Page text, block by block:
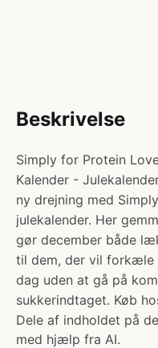
Beskrivelse
Simply for Protein
Kalender -
ny drejning med
julekalender. Her
gør december både
til dem, der vil forkæle
dag uden at gå på
sukkerindtaget. Køb
Dele af indholdet på
med hjælp fra AI.